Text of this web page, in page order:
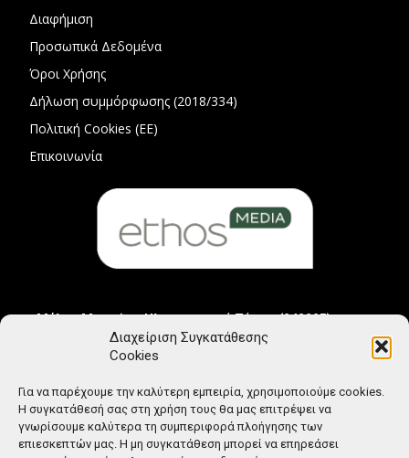
Διαχείριση Συγκατάθεσης
Cookies
Για να παρέχουμε την καλύτερη εμπειρία, χρησιμοποιούμε cookies.
Η συγκατάθεσή σας στη χρήση τους θα μας επιτρέψει να
γνωρίσουμε καλύτερα τη συμπεριφορά πλοήγησης των
επιεσκεπτών μας. Η μη συγκατάθεση μπορεί να επηρεάσει
Διαφήμιση
Προσωπικά Δεδομένα
Όροι Χρήσης
Δήλωση συμμόρφωσης (2018/334)
Πολιτική Cookies (ΕΕ)
Επικοινωνία
Μέλος Μητρώου Ηλεκτρονικού Τύπου (242225)